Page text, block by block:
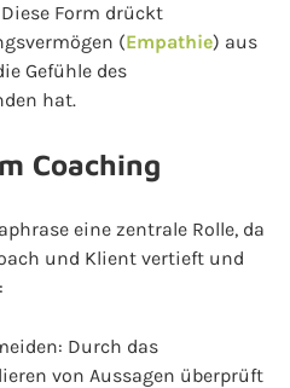
Form drückt
(Empathie) aus
Gefühle des
hat.
Coaching
eine zentrale Rolle, da
und Klient vertieft und
Durch das
von Aussagen überprüft